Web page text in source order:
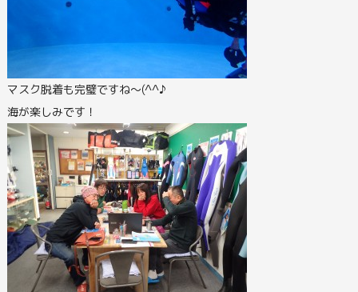
マスク脱着も完璧ですね～(^^♪
海が楽しみです！